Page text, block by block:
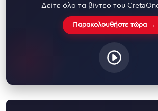
Δείτε όλα τα βίντεο του
Παρακολουθήστε τώρα →